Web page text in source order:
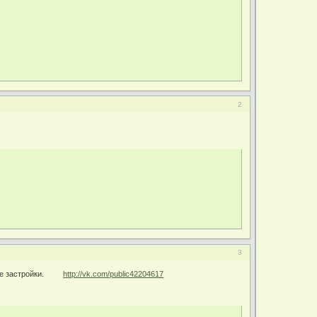
2
3
застройки.http://vk.com/public42204617